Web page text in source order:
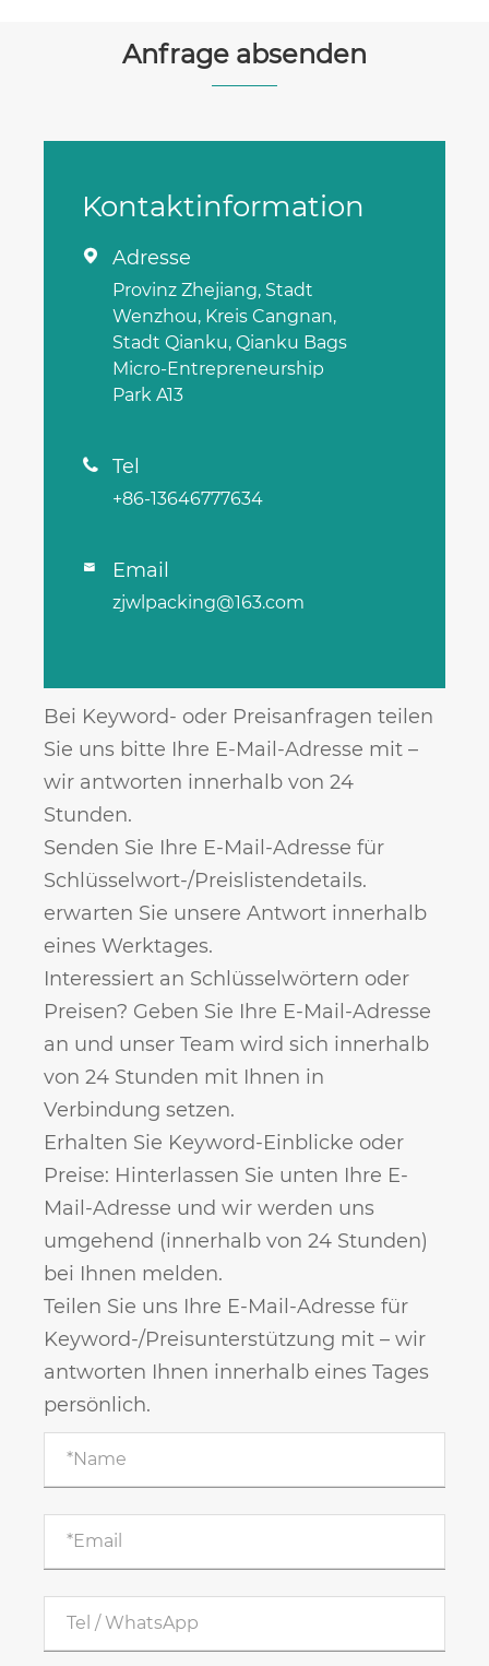
Anfrage absenden
Kontaktinformation
 Adresse
Provinz Zhejiang, Stadt
Wenzhou, Kreis Cangnan,
Stadt Qianku, Qianku Bags
Micro-Entrepreneurship
Park A13
 Tel
+86-13646777634
 Email
zjwlpacking@163.com
Bei Keyword- oder Preisanfragen teilen
Sie uns bitte Ihre E-Mail-Adresse mit –
wir antworten innerhalb von 24
Stunden.
Senden Sie Ihre E-Mail-Adresse für
Schlüsselwort-/Preislistendetails.
erwarten Sie unsere Antwort innerhalb
eines Werktages.
Interessiert an Schlüsselwörtern oder
Preisen? Geben Sie Ihre E-Mail-Adresse
an und unser Team wird sich innerhalb
von 24 Stunden mit Ihnen in
Verbindung setzen.
Erhalten Sie Keyword-Einblicke oder
Preise: Hinterlassen Sie unten Ihre E-
Mail-Adresse und wir werden uns
umgehend (innerhalb von 24 Stunden)
bei Ihnen melden.
Teilen Sie uns Ihre E-Mail-Adresse für
Keyword-/Preisunterstützung mit – wir
antworten Ihnen innerhalb eines Tages
persönlich.